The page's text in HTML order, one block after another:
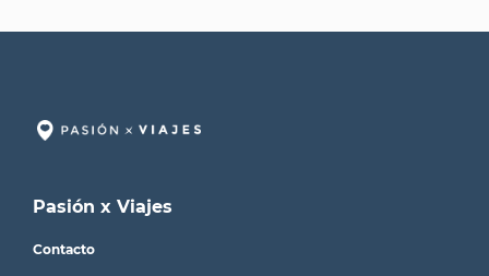
Pasión x Viajes
Contacto